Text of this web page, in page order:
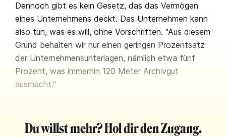
Dennoch gibt es kein Gesetz, das das Vermögen
eines Unternehmens deckt. Das Unternehmen kann
also tun, was es will, ohne Vorschriften. "Aus diesem
Grund behalten wir nur einen geringen Prozentsatz
der Unternehmensunterlagen, nämlich etwa fünf
Prozent, was immerhin 120 Meter Archivgut
ausmacht."
Du willst mehr? Hol dir den Zugang.